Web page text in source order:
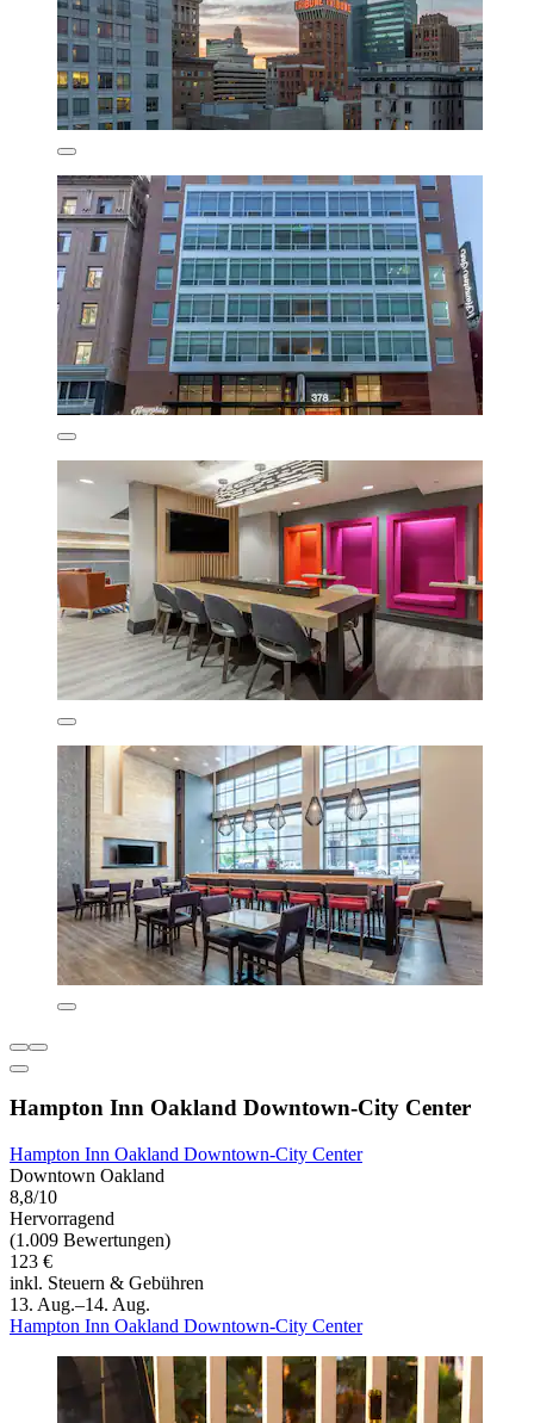
Hampton Inn Oakland Downtown-City Center
Hampton Inn Oakland Downtown-City Center
Downtown Oakland
8,8/10
Hervorragend
(1.009 Bewertungen)
123 €
inkl. Steuern & Gebühren
13. Aug.–14. Aug.
Hampton Inn Oakland Downtown-City Center